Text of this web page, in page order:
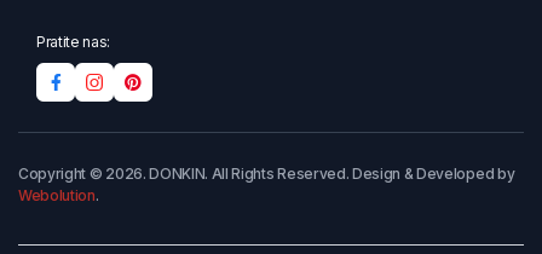
Pratite nas:
Copyright © 2026. DONKIN. All Rights Reserved. Design & Developed by
Webolution.